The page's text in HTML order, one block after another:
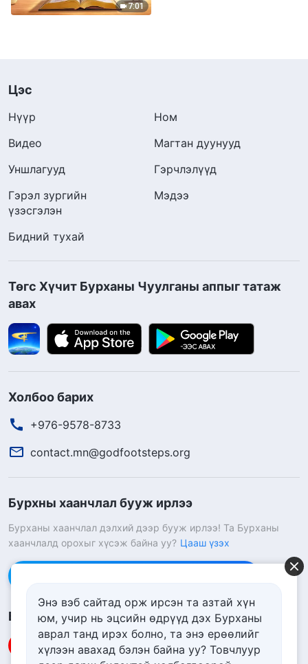
7:01
Цэс
Нүүр
Ном
Видео
Магтан дуунууд
Уншлагууд
Гэрчлэлүүд
Гэрэл зургийн
үзэсгэлэн
Мэдээ
Бидний тухай
Төгс Хүчит Бурханы Чуулганы аппыг татаж
авах
Холбоо барих
+976-9578-8733
contact.mn@godfootsteps.org
Бурхны хаанчлал бууж ирлээ
Бурханы хаанчлал дэлхий дээр бууж ирлээ! Та Бурханы
хаанчлалд орохыг хүсэж байна уу? Цааш үзэх
Биднийг дагах
Энэ вэб сайтад орж ирсэн та азтай хүн
юм, учир нь эцсийн өдрүүд дэх Бурханы
аврал танд ирэх болно, та энэ ерѳѳлийг
хүлээн авахад бэлэн байна уу? Товчлуур